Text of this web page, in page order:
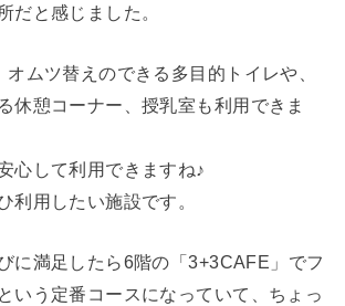
だと感じました。
ムツ替えのできる多目的トイレや、
休憩コーナー、授乳室も利用できま
心して利用できますね♪
利用したい施設です。
に満足したら6階の「3+3CAFE」でフ
いう定番コースになっていて、ちょっ